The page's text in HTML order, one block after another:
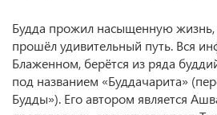
Будда прожил насыщенную жизнь,
прошёл удивительный путь. Вся
Блаженном, берётся из ряда
под названием «Буддачарита»
Будды»). Его автором является